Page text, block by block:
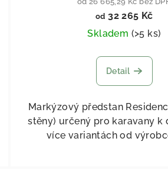
od 32 265 Kč
Skladem (>5 ks)
Detail
Markýzový předstan
stěny) určený pro karavany k
více variantách od